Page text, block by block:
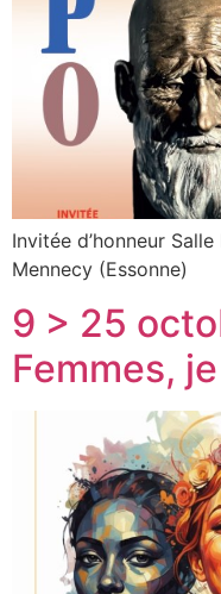
Invitée d’honneur
Mennecy (Essonne)
9 > 25
Femmes,